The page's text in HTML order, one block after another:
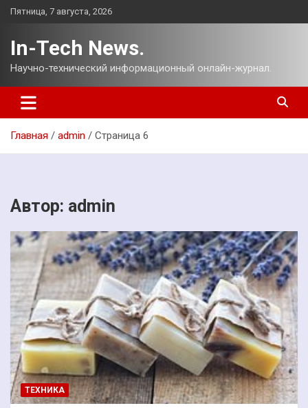
Перейти
Пятница, 7 августа, 2026
In-Tech News.
Научно-технический информационный онлайн-журнал.
Главная admin Страница 6
Автор: admin
ТЕХНИКА